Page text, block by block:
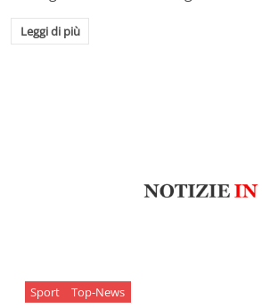
Leggi di più
Sport Top-News